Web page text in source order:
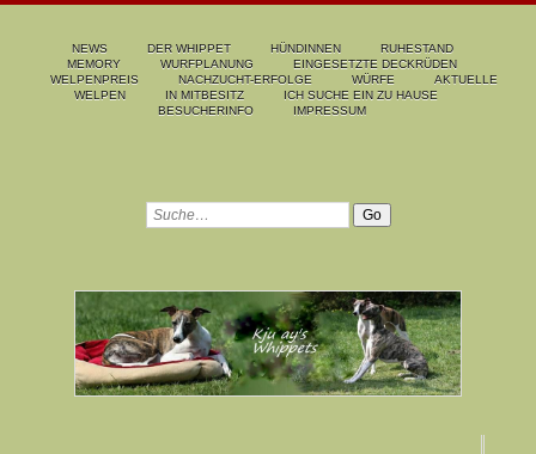
NEWS DER WHIPPET HÜNDINNEN
RUHESTAND
MEMORY
WURFPLANUNG
EINGESETZTE DECKRÜDEN
WELPENPREIS
NACHZUCHT-ERFOLGE WÜRFE
AKTUELLE
WELPEN
IN MITBESITZ
ICH SUCHE EIN ZU HAUSE
BESUCHERINFO
IMPRESSUM